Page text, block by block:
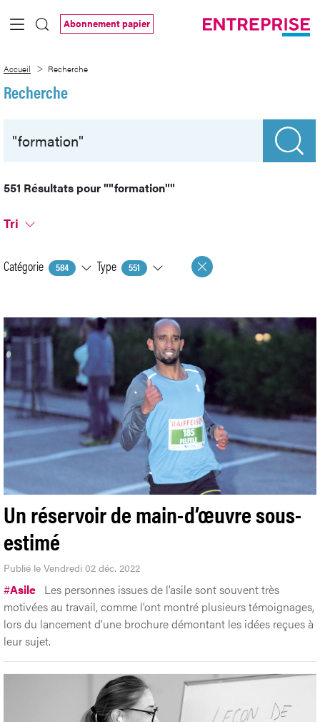
Saut au contenu principal
Abonnement papier
Accueil Recherche
Recherche
551 Résultats pour""formation""
Tri
Catégorie 584 Type 551
Un réservoir de main-d’œuvre sous-
estimé
Publié le Vendredi 02 déc. 2022
#Asile Les personnes issues de l’asile sont souvent très
motivées au travail, comme l’ont montré plusieurs témoignages,
lors du lancement d’une brochure démontant les idées reçues à
leur sujet.